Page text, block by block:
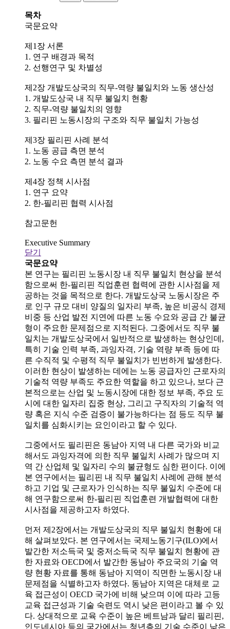
목차
국문요약
제1장 서론
1. 연구 배경과 목적
2. 선행연구 및 차별성
제2장 개발도상국의 직무-역량 불일치와 노동 생산성
1. 개발도상국 내 직무 불일치 현황
2. 직무-역량 불일치의 영향
3. 필리핀 노동시장의 구조와 직무 불일치 가능성
제3장 필리핀 사례 분석
1. 노동 공급 측면 분석
2. 노동 수요 측면 분석 결과
제4장 정책 시사점
1. 연구 요약
2. 한-필리핀 협력 시사점
참고문헌
Executive Summary
닫기
국문요약
본 연구는 필리핀 노동시장 내 직무 불일치 현상을 분석
함으로써 한-필리핀 직업훈련 협력에 관한 시사점을 제
공하는 것을 목적으로 한다. 개발도상국 노동시장은 주
로 인구 규모 대비 양질의 일자리 부족, 높은 비공식 경제
비중 등 산업 발전 지연에 따른 노동 수요와 공급 간 불균
형이 주요한 문제점으로 지적된다. 그중에서도 직무 불
일치는 개발도상국에서 일반적으로 발생하는 현상인데,
특히 기술 인력 부족, 과잉자격, 기술 역량 부족 등에 따
른 수직적 및 수평적 직무 불일치가 빈번하게 발생한다.
이러한 현상이 발생하는 데에는 노동 공급자인 근로자의
기술적 역량 부족도 주요한 역할을 하고 있으나, 보다 근
본적으로는 산업 및 노동시장에 대한 정보 부족, 주요 도
시에 대한 일자리 집중 현상, 그리고 구직자의 기술적 역
량 혹은 지식 수준 검증이 불가능하다는 점 등도 직무 불
일치를 심화시키는 요인이라고 할 수 있다.
그중에서도 필리핀은 동남아 지역 내 다른 국가와 비교
해서도 과잉자격에 의한 직무 불일치 사례가 많으며 지
역 간 산업체 및 일자리 수의 불균형도 심한 편이다. 이에
본 연구에서는 필리핀 내 직무 불일치 사례에 관해 분석
하고 기업 및 근로자가 인식하는 직무 불일치 수준에 대
해 연구함으로써 한-필리핀 직업훈련 개발협력에 대한
시사점을 제공하고자 하였다.
먼저 제2장에서는 개발도상국의 직무 불일치 현황에 대
해 살펴보았다. 본 연구에서는 국제노동기구(ILO)에서
발간한 저소득국 및 중저소득국 직무 불일치 현황에 관
한 자료와 OECD에서 발간한 동남아 주요국의 기술 역
량 현황 자료를 통해 동남아 지역이 직면한 노동시장 내
문제점을 식별하고자 하였다. 동남아 지역은 대체로 교
육 접근성이 OECD 국가에 비해 낮으며 이에 따라 고등
교육 접근성과 기술 숙련도 역시 낮은 편이라고 볼 수 있
다. 상대적으로 교육 수준이 높은 베트남과 달리 필리핀,
인도네시아 등의 국가에서는 청년층의 기술 수준이 낮은